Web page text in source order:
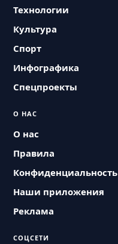
Технологии
Культура
Спорт
Инфографика
Спецпроекты
О НАС
О нас
Правила
Конфиденциальность
Наши приложения
Реклама
СОЦСЕТИ